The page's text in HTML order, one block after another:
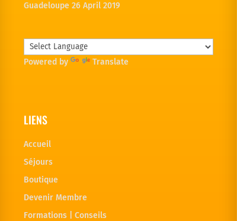
Guadeloupe 26 April 2019
Powered by Translate
LIENS
Accueil
Séjours
Boutique
Devenir Membre
Formations | Conseils